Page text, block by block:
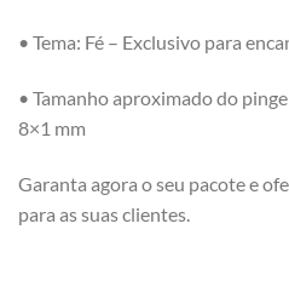
• Tema: Fé – Exclusivo para
• Tamanho aproximado do
8×1 mm
Garanta agora o seu pacote e
para as suas clientes.